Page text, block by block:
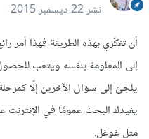
نشر22 ديسمبر 2015
أن تفكّري بهذه الطريقة فهذا
إلى المعلومة بنفسه ويتعب
يلجئ إلى سؤال الآخرين إلّا
يفيدك البحث عمومًا في
مثل غوغل.